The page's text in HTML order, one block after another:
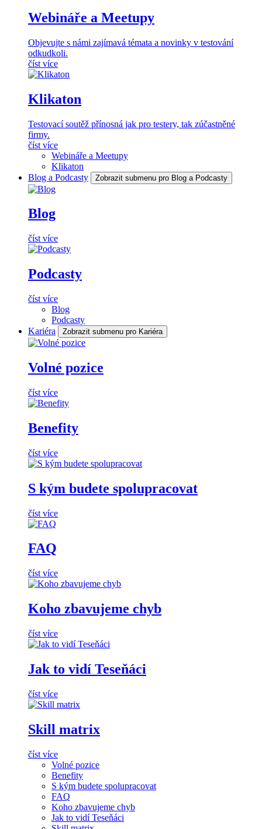
Webináře a Meetupy
Objevujte s námi zajímavá témata a novinky v testování
odkudkoli.
číst více
Klikaton
Testovací soutěž přínosná jak pro testery, tak zúčastněné
firmy.
číst více
Webináře a Meetupy
Klikaton
Blog a Podcasty
Zobrazit submenu pro Blog a Podcasty
Blog
číst více
Podcasty
číst více
Blog
Podcasty
Kariéra
Zobrazit submenu pro Kariéra
Volné pozice
číst více
Benefity
číst více
S kým budete spolupracovat
číst více
FAQ
číst více
Koho zbavujeme chyb
číst více
Jak to vidí Teseňáci
číst více
Skill matrix
číst více
Volné pozice
Benefity
S kým budete spolupracovat
FAQ
Koho zbavujeme chyb
Jak to vidí Teseňáci